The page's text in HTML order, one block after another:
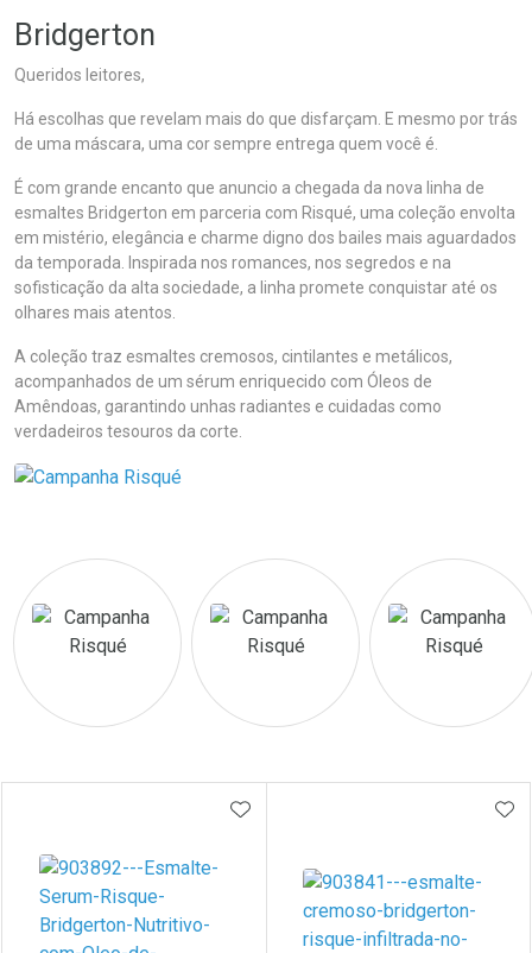
Bridgerton
Queridos leitores,
Há escolhas que revelam mais do que disfarçam. E mesmo por trás
de uma máscara, uma cor sempre entrega quem você é.
É com grande encanto que anuncio a chegada da nova linha de
esmaltes Bridgerton em parceria com Risqué, uma coleção envolta
em mistério, elegância e charme digno dos bailes mais aguardados
da temporada. Inspirada nos romances, nos segredos e na
sofisticação da alta sociedade, a linha promete conquistar até os
olhares mais atentos.
A coleção traz esmaltes cremosos, cintilantes e metálicos,
acompanhados de um sérum enriquecido com Óleos de
Amêndoas, garantindo unhas radiantes e cuidadas como
verdadeiros tesouros da corte.
ADICIONAR AOS FAVORITOS